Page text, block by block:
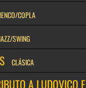
COPLA
SWING
CLÁSICA
A LUDOVICO